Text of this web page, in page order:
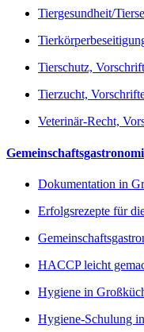
Tiergesundheit/
Tierschutz,
Tierzucht,
Veterinär-Recht,
Dokumentation in
Erfolgsrezepte für
HACCP leicht
Hygiene in
Hygiene-Schulung